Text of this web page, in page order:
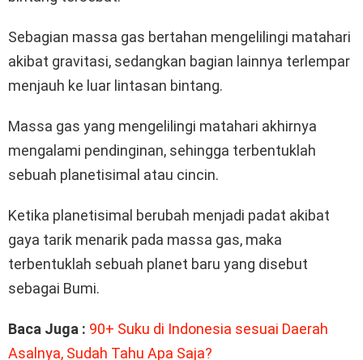
Sebagian massa gas bertahan mengelilingi matahari
akibat gravitasi, sedangkan bagian lainnya terlempar
menjauh ke luar lintasan bintang.
Massa gas yang mengelilingi matahari akhirnya
mengalami pendinginan, sehingga terbentuklah
sebuah planetisimal atau cincin.
Ketika planetisimal berubah menjadi padat akibat
gaya tarik menarik pada massa gas, maka
terbentuklah sebuah planet baru yang disebut
sebagai Bumi.
Baca Juga : 90+ Suku di Indonesia sesuai Daerah
Asalnya, Sudah Tahu Apa Saja?